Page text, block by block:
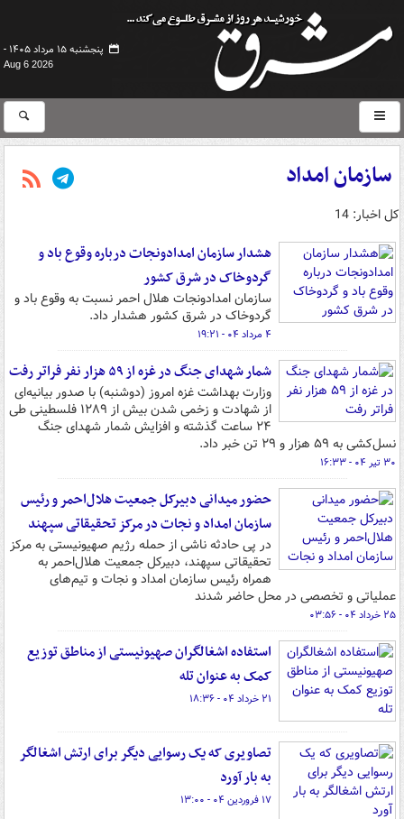
پنجشنبه ۱۵ مرداد ۱۴۰۵ -
Aug 6 2026
سازمان امداد
کل اخبار: 14
هشدار سازمان امدادونجات درباره وقوع باد و
گردوخاک در شرق کشور
سازمان امدادونجات هلال احمر نسبت به وقوع باد و
گردوخاک در شرق کشور هشدار داد.
۴ مرداد ۰۴ - ۱۹:۲۱
شمار شهدای جنگ در غزه از ۵۹ هزار نفر فراتر رفت
وزارت بهداشت غزه امروز (دوشنبه) با صدور بیانیه‌ای
از شهادت و زخمی شدن بیش از ۱۲۸۹ فلسطینی طی
۲۴ ساعت گذشته و افزایش شمار شهدای جنگ
نسل‌کشی به ۵۹ هزار و ۲۹ تن خبر داد.
۳۰ تیر ۰۴ - ۱۶:۳۳
حضور میدانی دبیرکل جمعیت هلال‌احمر و رئیس
سازمان امداد و نجات در مرکز تحقیقاتی سپهند
در پی حادثه ناشی از حمله رژیم صهیونیستی به مرکز
تحقیقاتی سپهند، دبیرکل جمعیت هلال‌احمر به
همراه رئیس سازمان امداد و نجات و تیم‌های
عملیاتی و تخصصی در محل حاضر شدند
۲۵ خرداد ۰۴ - ۰۳:۵۶
استفاده اشغالگران صهیونیستی از مناطق توزیع
کمک به عنوان تله
۲۱ خرداد ۰۴ - ۱۸:۳۶
تصاویری که یک رسوایی دیگر برای ارتش اشغالگر
به بار آورد
۱۷ فروردین ۰۴ - ۱۳:۰۰